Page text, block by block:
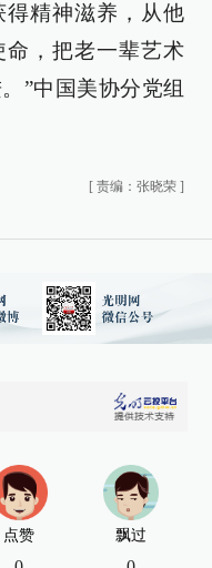
精神滋养，从他
，把老一辈艺术
”中国美协分党组
[ 责编：张晓荣 ]
点赞 飘过